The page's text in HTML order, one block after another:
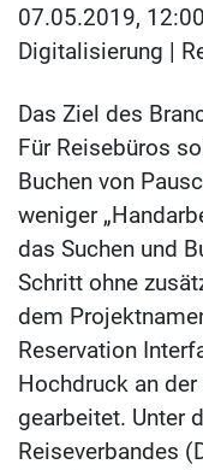
07.05.2019,
Digitalisierung |
Das Ziel des
Für Reisebüros
Buchen von
weniger
das Suchen und
Schritt ohne
dem
Reservation
Hochdruck an
gearbeitet. Unter
Reiseverbandes